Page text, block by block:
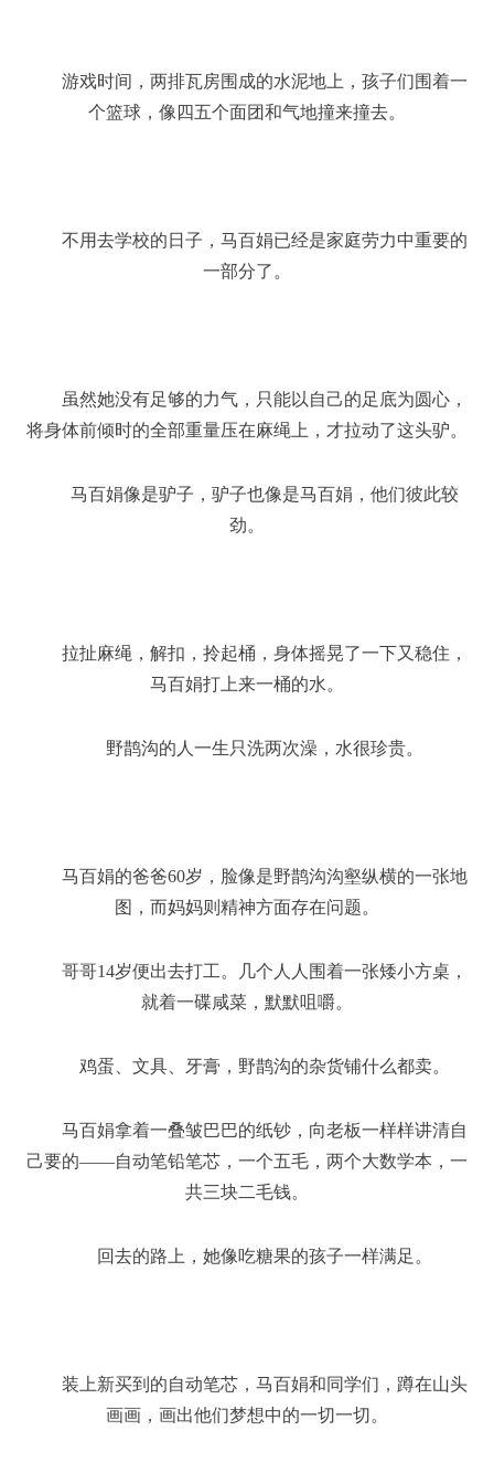
游戏时间，两排瓦房围成的水泥地上，孩子们围着一
个篮球，像四五个面团和气地撞来撞去。
不用去学校的日子，马百娟已经是家庭劳力中重要的
一部分了。
虽然她没有足够的力气，只能以自己的足底为圆心，
将身体前倾时的全部重量压在麻绳上，才拉动了这头驴。
马百娟像是驴子，驴子也像是马百娟，他们彼此较
劲。
拉扯麻绳，解扣，拎起桶，身体摇晃了一下又稳住，
马百娟打上来一桶的水。
野鹊沟的人一生只洗两次澡，水很珍贵。
马百娟的爸爸60岁，脸像是野鹊沟沟壑纵横的一张地
图，而妈妈则精神方面存在问题。
哥哥14岁便出去打工。几个人人围着一张矮小方桌，
就着一碟咸菜，默默咀嚼。
鸡蛋、文具、牙膏，野鹊沟的杂货铺什么都卖。
马百娟拿着一叠皱巴巴的纸钞，向老板一样样讲清自
己要的——自动笔铅笔芯，一个五毛，两个大数学本，一
共三块二毛钱。
回去的路上，她像吃糖果的孩子一样满足。
装上新买到的自动笔芯，马百娟和同学们，蹲在山头
画画，画出他们梦想中的一切一切。